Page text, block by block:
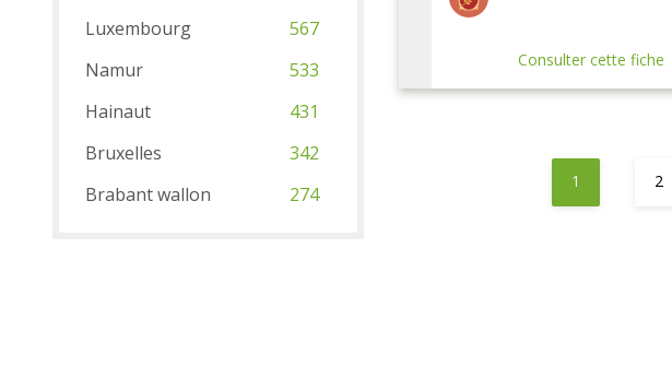
Consulter cette fiche
1 2
Luxembourg
567
Namur
533
Hainaut
431
Bruxelles
342
Brabant wallon
274